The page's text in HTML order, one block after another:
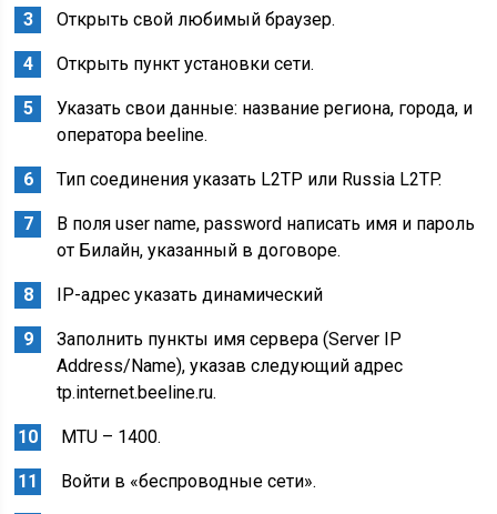
Открыть свой любимый браузер.
Открыть пункт установки сети.
Указать свои данные: название региона, города, и
оператора beeline.
Тип соединения указать L2TP или Russia L2TP.
В поля user name, password написать имя и пароль
от Билайн, указанный в договоре.
IP-адрес указать динамический
Заполнить пункты имя сервера (Server IP
Address/Name), указав следующий адрес
tp.internet.beeline.ru.
MTU – 1400.
Войти в «беспроводные сети».